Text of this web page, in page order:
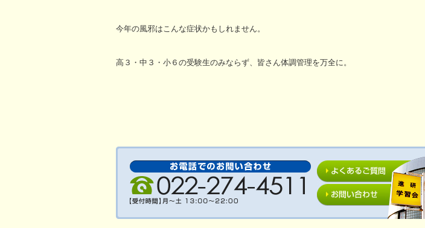
今年の風邪はこんな症状かもしれません。
高３・中３・小６の受験生のみならず、皆さん体調管理を万全に。